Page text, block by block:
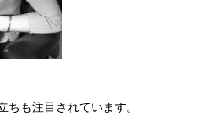
も注目されています。